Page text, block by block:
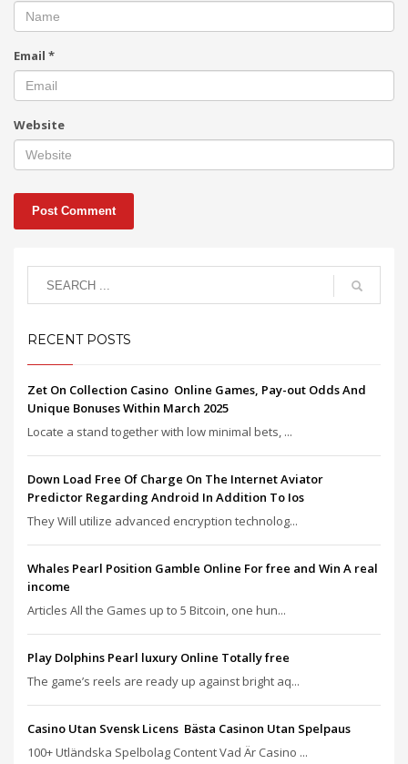
Email *
Website
RECENT POSTS
Zet On Collection Casino ️ Online Games, Pay-out Odds And
Unique Bonuses Within March 2025
Locate a stand together with low minimal bets, ...
Down Load Free Of Charge On The Internet Aviator
Predictor Regarding Android In Addition To Ios
They Will utilize advanced encryption technolog...
Whales Pearl Position Gamble Online For free and Win A real
income
Articles All the Games up to 5 Bitcoin, one hun...
Play Dolphins Pearl luxury Online Totally free
The game’s reels are ready up against bright aq...
Casino Utan Svensk Licens ️ Bästa Casinon Utan Spelpaus
100+ Utländska Spelbolag Content Vad Är Casino ...